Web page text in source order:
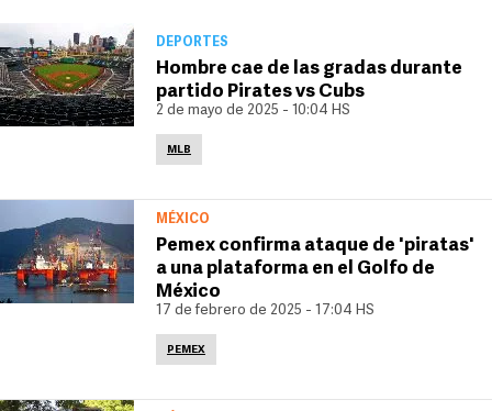
DEPORTES
Hombre cae de las gradas durante
partido Pirates vs Cubs
2 de mayo de 2025 - 10:04 HS
MLB
MÉXICO
Pemex confirma ataque de 'piratas'
a una plataforma en el Golfo de
México
17 de febrero de 2025 - 17:04 HS
PEMEX